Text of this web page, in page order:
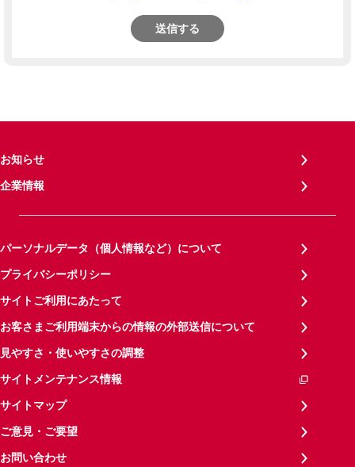
送信する
お知らせ
企業情報
パーソナルデータ（個人情報など）について
プライバシーポリシー
サイトご利用にあたって
お客さまご利用端末からの情報の外部送信について
見やすさ・使いやすさの調整
サイトメンテナンス情報
サイトマップ
ご意見・ご要望
お問い合わせ